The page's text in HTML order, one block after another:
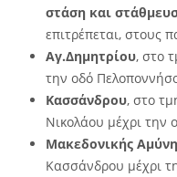
στάση και
επιτρέπεται, στους
Αγ.Δημητρίου, στο
την οδό
Κασσάνδρου, στο
Νικολάου μέχρι την
Μακεδονικής
Κασσάνδρου μέχρι